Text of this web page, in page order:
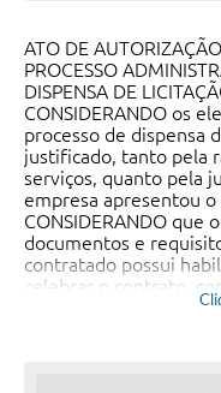
ATO DE
PROCESSO
DISPENSA DE
CONSIDERANDO os
processo de dispensa
justificado, tanto pela
serviços, quanto pela
empresa apresentou
CONSIDERANDO que
documentos e
contratado possui
celebrar o contrato,
da Lei Federal 14.133/
CONSIDERANDO o